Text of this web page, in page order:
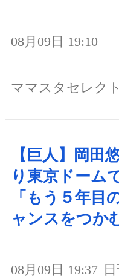
08月09日 19:10
ママスタセレクト
【巨人】岡田
り東京ドーム
「もう５年目
ャンスをつか
08月09日 19:37